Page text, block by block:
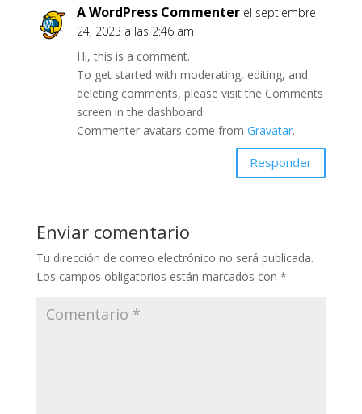
A WordPress Commenter el septiembre
24, 2023 a las 2:46 am
Hi, this is a comment.
To get started with moderating, editing, and
deleting comments, please visit the Comments
screen in the dashboard.
Commenter avatars come from Gravatar.
Responder
Enviar comentario
Tu dirección de correo electrónico no será publicada.
Los campos obligatorios están marcados con *